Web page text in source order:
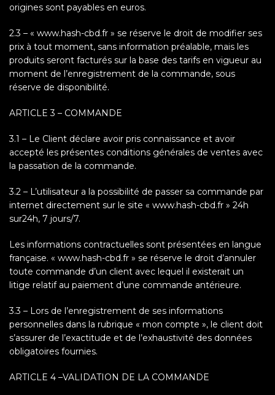
origines sont payables en euros.
2.3 – « www.hash-cbd.fr » se réserve le droit de modifier ses
prix à tout moment, sans information préalable, mais les
produits seront facturés sur la base des tarifs en vigueur au
moment de l’enregistrement de la commande, sous
réserve de disponibilité.
ARTICLE 3 – COMMANDE
3.1 – Le Client déclare avoir pris connaissance et avoir
accepté les présentes conditions générales de ventes avec
la passation de la commande.
3.2 – L’utilisateur a la possibilité de passer sa commande par
internet directement sur le site « www.hash-cbd.fr » 24h
sur24h, 7 jours/7.
Les informations contractuelles sont présentées en langue
française. « www.hash-cbd.fr » se réserve le droit d’annuler
toute commande d’un client avec lequel il existerait un
litige relatif au paiement d’une commande antérieure.
3.3 – Lors de l’enregistrement de ses informations
personnelles dans la rubrique « mon compte », le client doit
s’assurer de l’exactitude et de l’exhaustivité des données
obligatoires fournies.
ARTICLE 4 –VALIDATION DE LA COMMANDE